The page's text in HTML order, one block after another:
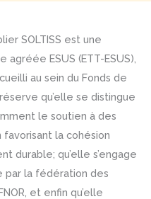
SOLTISS est une
ESUS (ETT-ESUS),
au sein du Fonds de
qu’elle se distingue
le soutien à des
la cohésion
durable; qu’elle s’engage
par la fédération des
et enfin qu’elle